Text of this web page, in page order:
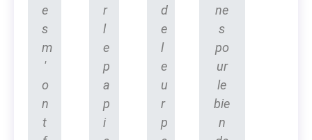
e
s
m
'
o
n
t
r
l
e
p
a
p
i
d
e
l
e
u
r
p
ne
s
po
ur
le
bie
n